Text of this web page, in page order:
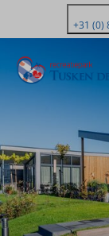
+31 (0)